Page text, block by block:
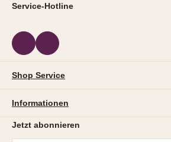
Service-Hotline
Shop Service
Informationen
Jetzt abonnieren